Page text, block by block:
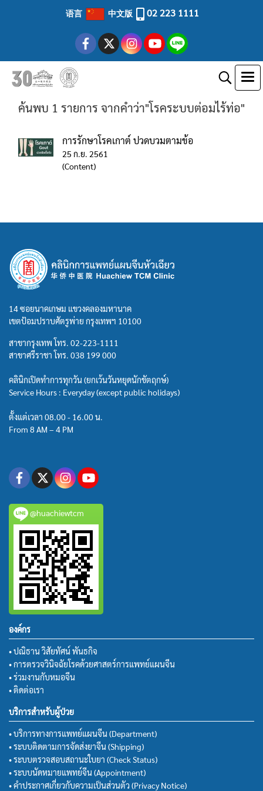
语言 中文版 02 223 1111
ค้นพบ 1 รายการ จากคำว่า"โรคระบบต่อมไร้ท่อ"
การรักษาโรคเกาต์ ปวดบวมตามข้อ
25 ก.ย. 2561
(Content)
14 ซอยนาคเกษม แขวงคลองมหานาค
เขตป้อมปราบศัตรูพ่าย กรุงเทพฯ 10100
สาขากรุงเทพ โทร. 02-223-1111
สาขาศรีราชา โทร. 038 199 000
คลินิกเปิดทำการทุกวัน (ยกเว้นวันหยุดนักขัตฤกษ์)
Service Hours : Everyday (except public holidays)
ตั้งแต่เวลา 08.00 - 16.00 น.
From 8 AM – 4 PM
@huachiewtcm
องค์กร
• ปณิธาน วิสัยทัศน์ พันธกิจ
• การตรวจวินิจฉัยโรคด้วยศาสตร์การแพทย์แผนจีน
• ร่วมงานกับหมอจีน
• ติดต่อเรา
บริการสำหรับผู้ป่วย
• บริการทางการแพทย์แผนจีน (Department)
• ระบบติดตามการจัดส่งยาจีน (Shipping)
• ระบบตรวจสอบสถานะใบยา (Check Status)
• ระบบนัดหมายแพทย์จีน (Appointment)
• คำประกาศเกี่ยวกับความเป็นส่วนตัว (Privacy Notice)